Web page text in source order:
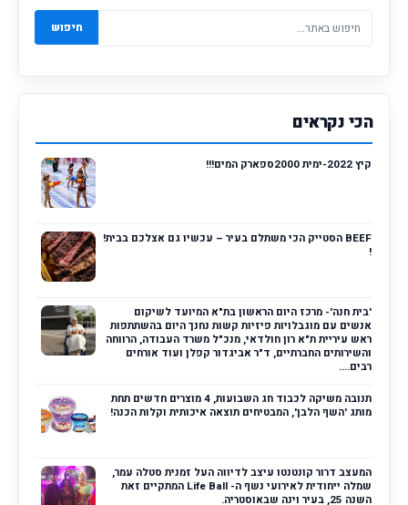
חיפוש
הכי נקראים
קיץ 2022-ימית 2000ספארק המים!!!
BEEF הסטייק הכי משתלם בעיר – עכשיו גם אצלכם בבית!
!
'בית חנה'- מרכז היום הראשון בת"א המיועד לשיקום
אנשים עם מוגבלויות פיזיות קשות נחנך היום בהשתתפות
ראש עיריית ת"א רון חולדאי, מנכ"ל משרד העבודה, הרווחה
והשירותים החברתיים, ד"ר אביגדור קפלן ועוד אורחים
רבים....
תנובה משיקה לכבוד חג השבועות, 4 מוצרים חדשים תחת
מותג 'השף הלבן', המבטיחים תוצאה איכותית וקלות הכנה!
המעצב דרור קונטנטו עיצב לדיווה העל זמנית סטלה עמר,
שמלה ייחודית לאירועי נשף ה- Life Ball המתקיים זאת
השנה 25, בעיר וינה שבאוסטריה.